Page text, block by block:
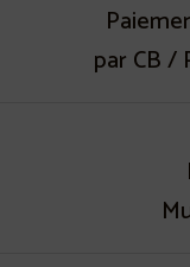
par CB /